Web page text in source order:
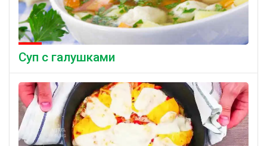
Суп с галушками